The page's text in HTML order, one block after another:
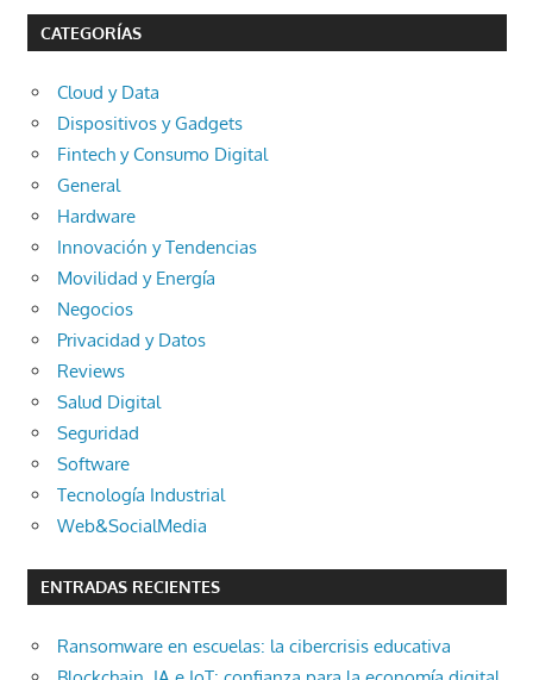
CATEGORÍAS
Cloud y Data
Dispositivos y Gadgets
Fintech y Consumo Digital
General
Hardware
Innovación y Tendencias
Movilidad y Energía
Negocios
Privacidad y Datos
Reviews
Salud Digital
Seguridad
Software
Tecnología Industrial
Web&SocialMedia
ENTRADAS RECIENTES
Ransomware en escuelas: la cibercrisis educativa